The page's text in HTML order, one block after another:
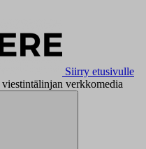
Siirry etusivulle
verkkomedia